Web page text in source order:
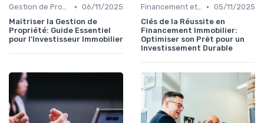
Gestion de Propriété • 06/11/2025
Maîtriser la Gestion de
Propriété: Guide Essentiel
pour l'Investisseur Immobilier
Financement et Prêts Immobiliers • 05/11/2025
Clés de la Réussite en
Financement Immobilier:
Optimiser son Prêt pour un
Investissement Durable